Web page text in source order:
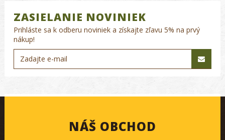
ZASIELANIE NOVINIEK
Prihláste sa k odberu noviniek a získajte zľavu 5% na prvý
nákup!
NÁŠ OBCHOD